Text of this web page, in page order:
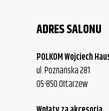
ADRES SALONU
POLKOM Wojciech
ul. Poznańska 281
05-850 Ołtarzew